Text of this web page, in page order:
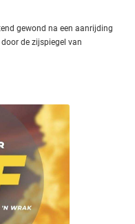
gewond na een aanrijding
de zijspiegel van